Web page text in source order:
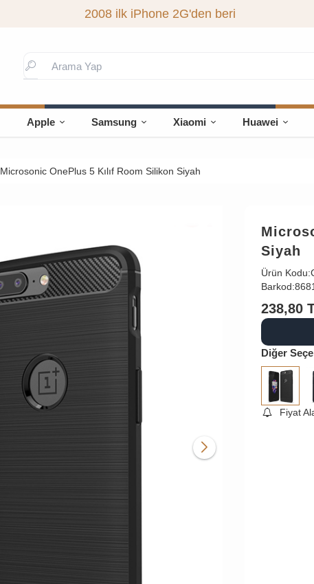
2008 ilk iPhone 2G'den beri
Apple Samsung Xiaomi Huawei
Microsonic OnePlus 5 Kılıf Room Silikon Siyah
Siyah
Ürün Kodu:
Barkod:
238,80
Diğer
Fiyat